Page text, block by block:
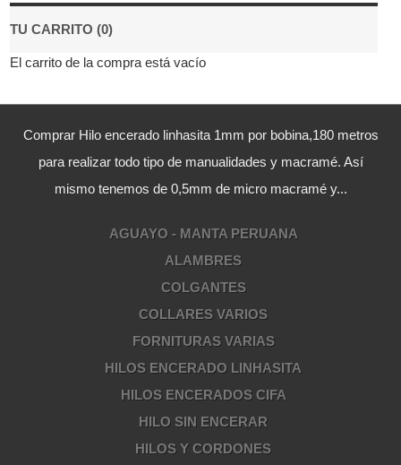
TU CARRITO (0)
El carrito de la compra está vacío
Comprar Hilo encerado linhasita 1mm por bobina,180 metros
para realizar todo tipo de manualidades y macramé. Así
mismo tenemos de 0,5mm de micro macramé y...
AGUAYO - MANTA PERUANA
ALAMBRES
COLGANTES
COLLARES VARIOS
FORNITURAS VARIAS
HILOS ENCERADO LINHASITA
HILOS ENCERADOS CIFA
HILO SIN ENCERAR
HILOS Y CORDONES